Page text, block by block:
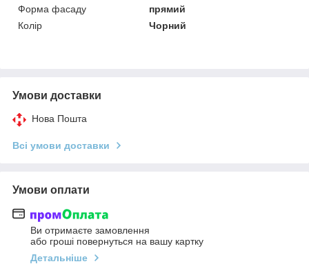
Форма фасаду
прямий
Колір
Чорний
Умови доставки
Нова Пошта
Всі умови доставки
Умови оплати
Ви отримаєте замовлення
або гроші повернуться на вашу картку
Детальніше